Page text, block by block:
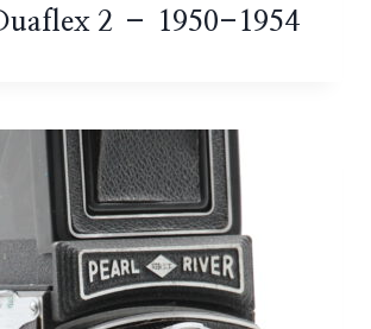
2 – 1950-1954